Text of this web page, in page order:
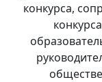
конкурса,